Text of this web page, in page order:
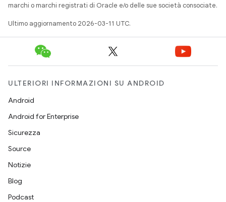
marchi o marchi registrati di Oracle e/o delle sue società consociate.
Ultimo aggiornamento 2026-03-11 UTC.
ULTERIORI INFORMAZIONI SU ANDROID
Android
Android for Enterprise
Sicurezza
Source
Notizie
Blog
Podcast